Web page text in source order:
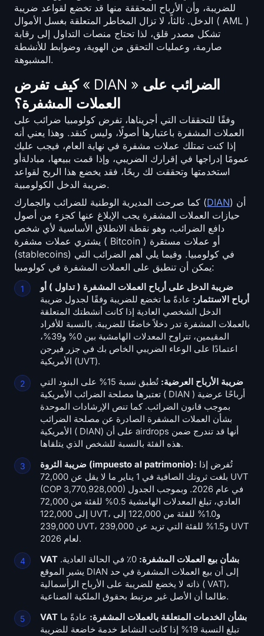
للضريبة، وأن الأرباح المحققة منها قد تخضع لقواعد ضريبة
الدخل. ثالثاً، لا تزال المخاطر المتعلقة بغسل الأموال ( AML )
تشكل مصدر قلق، لذا تحتاج منصات التداول إلى رقابة
صارمة، وعمليات التحقق من الهوية، وضوابط للأنشطة
المشبوهة.
كيف تفرض « DIAN » الضرائب على
العملات المشفرة؟
وفقًا للتحققات التي أجريناها، تفرض كولومبيا ضرائب على
العملات المشفرة باعتبارها أصولًا، وليس كنقد. وهذا يعني أنه
إذا كنت تمتلك عملات مشفرة في نهاية العام، فيجب عليك
عمومًا إدراجها في إقرارك الضريبي، وإذا قمت ببيعها، مبادلةأو
استخدمتها وتحققت لك ربحًا، فقد يخضع هذا الربح لقواعد
ضريبة الدخل الكولومبية.
كما صرحت المديرية الوطنية للضرائب والجمارك (DIAN) أن
حيازات العملات المشفرة يجب الإبلاغ عنها كجزء من أصول
دافع الضرائب، وهو نقطة الانطلاق الأساسية لأي شخص
يشتري عملات مشفرة ( Bitcoin ) أو عملات مستقرة
(stablecoins) في كولومبيا. وفيما يلي أهم الضرائب التي
يمكن أن تنطبق على العملات المشفرة في كولومبيا:
ضريبة الدخل على أرباح العملات المشفرة ( تداول ) أو
أرباح الاستثمار: عادةً ما تخضع للضريبة وفقًا لجدول ضريبة
الدخل الشخصي العادية إذا كانت أنشطتك المتعلقة
بالعملات المشفرة تدر دخلاً خاضعًا للضريبة. بالنسبة للأفراد
المقيمين، تتراوح المعدلات الهامشية بين 0% و39%،
اعتمادًا على الوعاء الضريبي الخاص بك في جزر فيرجن
الأمريكية (UVT).
ضريبة الأرباح العرضية:
تُطبق نسبة 15% على البنود التي
تعتبرها مصلحة الضرائب الأمريكية ( DIAN ) أرباحًا عرضية
بموجب قانون الضرائب. كما تنص الإرشادات الموحدة
بشأن العملات المشفرة الصادرة عن مصلحة الضرائب
الأمريكية ( DIAN) على أن airdrops أنها قد تندرج ضمن
هذه الفئة بالنسبة للشخص الذي يتلقاها.
ضريبة الثروة (impuesto al patrimonio):
بلغت ثروتك الصافية في 1 يناير ما لا يقل عن 72,000 UVT
(COP 3,770,928,000) في عام 2026. وبموجب الجدول
العادي، تبلغ المعدلات الهامشية 0.5% للفئة من 72,000
إلى 122,000 UVT، و1.0% للفئة من 122,000 إلى
239,000 UVT، و1.5% للفئة التي تزيد عن 239,000 UVT
لعام 2026.
VAT بشأن بيع العملات المشفرة:
0٪ في الحالة العادية.
يشير الموقع DIAN إلى أن بيع العملات المشفرة في حد
ذاته لا يخضع للضريبة على الأرباح الرأسمالية ( VAT)،
طالما أن الأصل غير مرتبط بحقوق الملكية الصناعية.
VAT بشأن الخدمات المتعلقة بالعملات المشفرة: عادةً ما
تبلغ النسبة 19% إذا كانت النشاط خدمة خاضعة للضريبة